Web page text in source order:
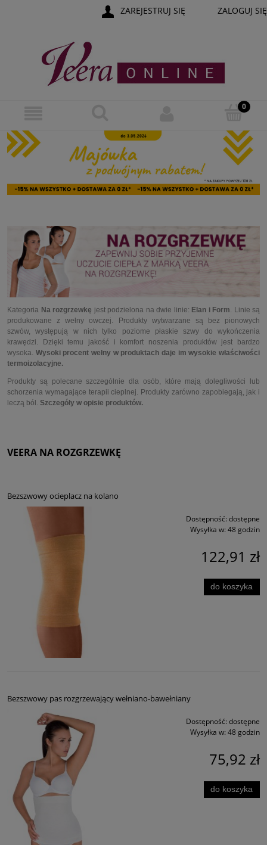
ZAREJESTRUJ SIĘ ZALOGUJ SIĘ
Kategoria Na rozgrzewkę jest podzielona na dwie linie: Elan i Form. Linie są
produkowane z wełny owczej. Produkty wytwarzane są bez pionowych
szwów, występują w nich tylko poziome płaskie szwy do wykończenia
krawędzi. Dzięki temu jakość i komfort noszenia produktów jest bardzo
wysoka. Wysoki procent wełny w produktach daje im wysokie właściwości
termoizolacyjne.
Produkty są polecane szczególnie dla osób, które mają dolegliwości lub
schorzenia wymagające terapii cieplnej. Produkty zarówno zapobiegają, jak i
leczą ból. Szczegóły w opisie produktów.
VEERA NA ROZGRZEWKĘ
Bezszwowy ocieplacz na kolano
Dostępność: dostępne
Wysyłka w: 48 godzin
122,91 zł
do koszyka
Bezszwowy pas rozgrzewający wełniano-bawełniany
Dostępność: dostępne
Wysyłka w: 48 godzin
75,92 zł
do koszyka